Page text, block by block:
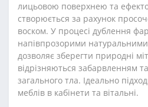
лицьовою поверхнею та
створюється за рахунок
воском. У процесі дублення
напівпрозорими
дозволяє зберегти природні
відрізняються забарвленням
загального тла. Ідеально
меблів в кабінети та вітальні.